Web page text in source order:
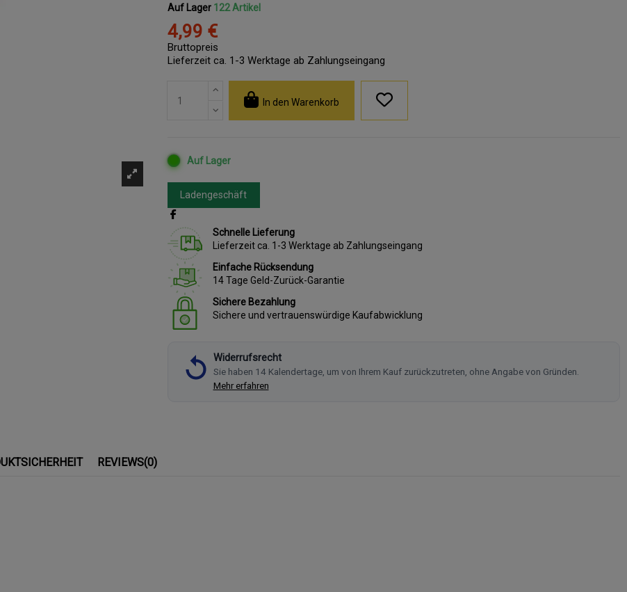
Auf Lager 122 Artikel
4,99 €
Bruttopreis
Lieferzeit ca. 1-3 Werktage ab Zahlungseingang
In den Warenkorb
Auf Lager
Ladengeschäft
Schnelle Lieferung
Lieferzeit ca. 1-3 Werktage ab Zahlungseingang
Einfache Rücksendung
14 Tage Geld-Zurück-Garantie
Sichere Bezahlung
Sichere und vertrauenswürdige Kaufabwicklung
Widerrufsrecht
Sie haben 14 Kalendertage, um von Ihrem Kauf zurückzutreten, ohne Angabe von Gründen.
Mehr erfahren
REVIEWS(0)